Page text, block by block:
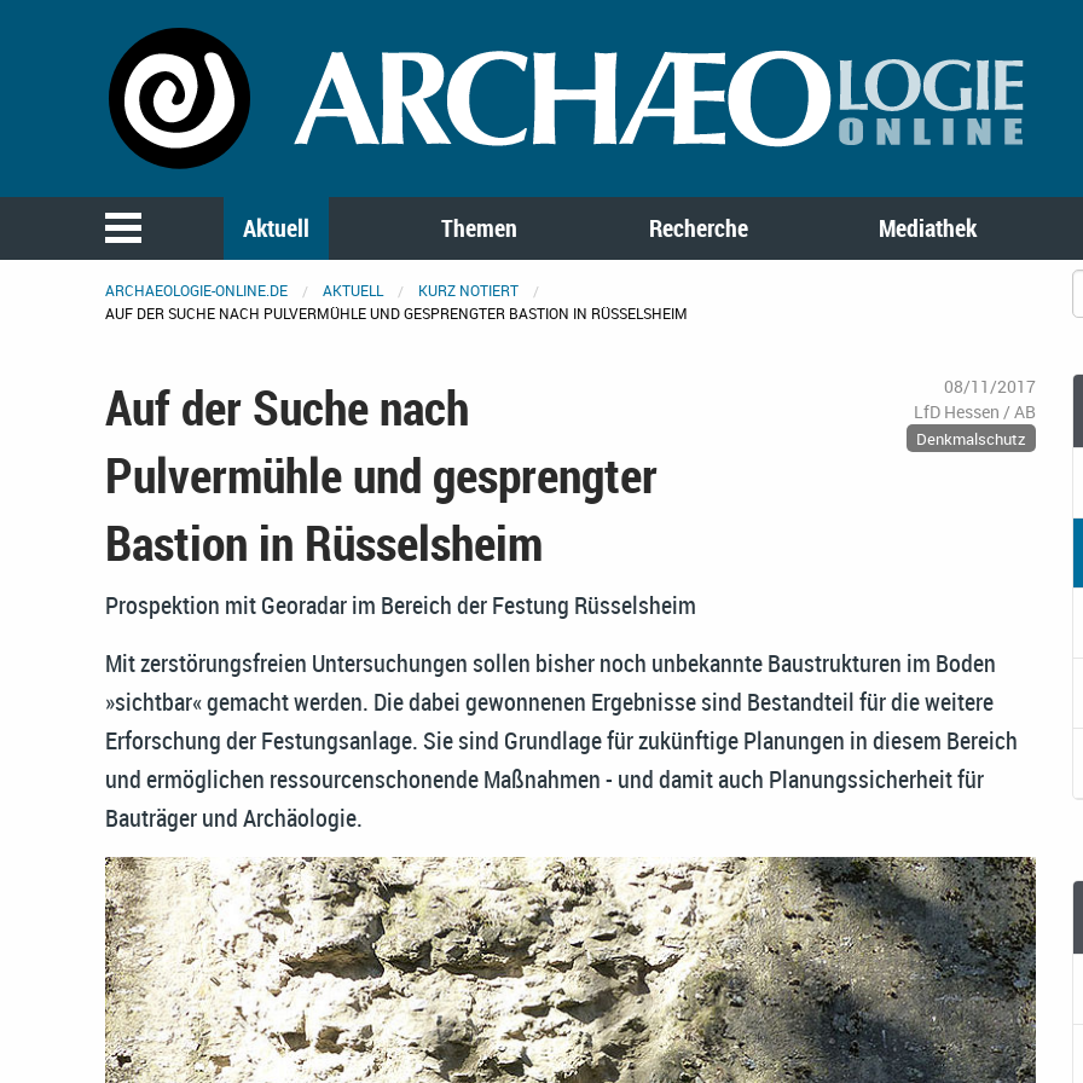
Aktuell Themen Recherche Mediathek
ARCHAEOLOGIE-ONLINE.DE AKTUELL
KURZ NOTIERT
AUF DER SUCHE NACH PULVERMÜHLE UND GESPRENGTER BASTION IN RÜSSELSHEIM
Auf der Suche nach
Pulvermühle und gesprengter
Bastion in Rüsselsheim
08/11/2017
LfD Hessen / AB
Denkmalschutz
Prospektion mit Georadar im Bereich der Festung Rüsselsheim
Mit zerstörungsfreien Untersuchungen sollen bisher noch unbekannte Baustrukturen im Boden
»sichtbar« gemacht werden. Die dabei gewonnenen Ergebnisse sind Bestandteil für die weitere
Erforschung der Festungsanlage. Sie sind Grundlage für zukünftige Planungen in diesem Bereich
und ermöglichen ressourcenschonende Maßnahmen - und damit auch Planungssicherheit für
Bauträger und Archäologie.